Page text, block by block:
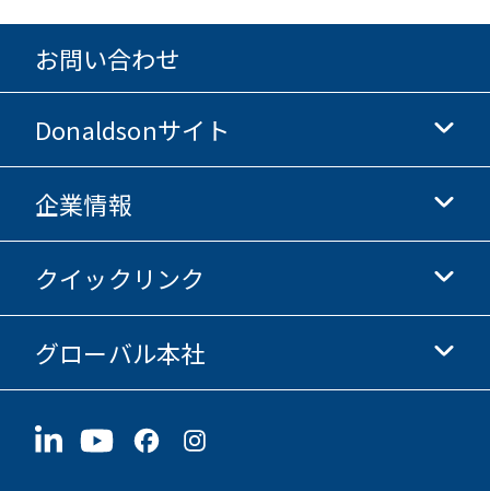
お問い合わせ
Donaldsonサイト
Donaldsonライフサイエンス
Donaldsonオンラインストア
企業情報
企業情報
倫理・コンプライアンス
採用情報
クイックリンク
投資家情報
サプライヤー情報
サステナビリティ
グローバル本社
1400 W 94th Street